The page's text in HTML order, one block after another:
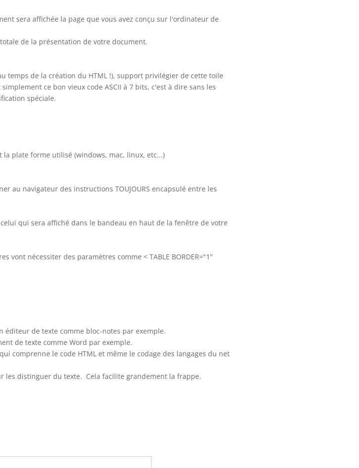
sera affichée la page que vous avez conçu sur l'ordinateur de
de la présentation de votre document.
temps de la création du HTML !), support privilégier de cette toile
ce bon vieux code ASCII à 7 bits, c'est à dire sans les
spéciale.
plate forme utilisé (windows, mac, linux, etc...)
au navigateur des instructions TOUJOURS encapsulé entre les
qui sera affiché dans le bandeau en haut de la fenêtre de votre
vont nécessiter des paramètres comme < TABLE BORDER="1"
éditeur de texte comme bloc-notes par exemple.
de texte comme Word par exemple.
comprenne le code HTML et même le codage des langages du net
les distinguer du texte. Cela facilite grandement la frappe.